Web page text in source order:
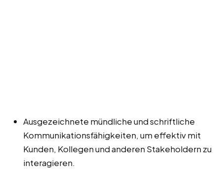
Ausgezeichnete mündliche und schriftliche
Kommunikationsfähigkeiten, um effektiv mit
Kunden, Kollegen und anderen Stakeholdern zu
interagieren.